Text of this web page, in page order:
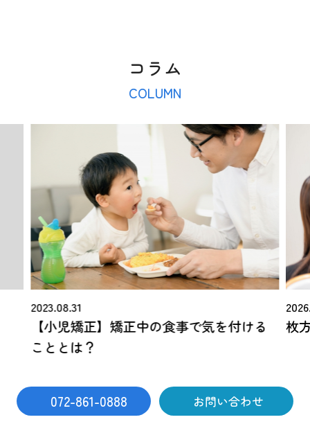
コラム
COLUMN
2023.08.31
【小児矯正】矯正中の食事で気を付ける
こととは？
枚
コラム一覧
072-861-0888 お問い合わせ